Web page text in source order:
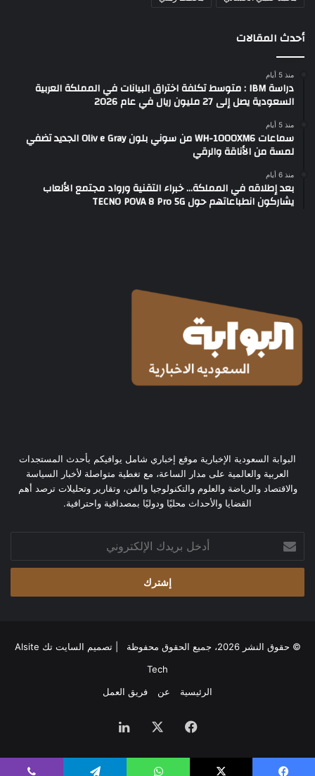
أحدث المقالات
منذ 5 أيام
دراسة IBM : متوسط تكلفة اختراق البيانات في المملكة العربية
السعودية يصل إلى 27 مليون ريال في عام 2026
منذ 5 أيام
سماعات WH-1000XM6 من سوني بلون Oliv e Gray الجديد تضفي
لمسة من الأناقة والرقي
منذ 6 أيام
بعد إطلاقه في المملكة… خبراء التقنية ورواد مجتمع الألعاب
يشاركون انطباعاتهم حول TECNO POVA 8 Pro 5G
البوابة السعودية الإخبارية موقع إخباري شامل يوافيكم بأحدث المستجدات
العربية والعالمية على مدار الساعة، مع تغطية متواصلة لأخبار السياسة
والاقتصاد والرياضة والعلوم والتكنولوجيا والفن، وتقارير وتحليلات ترصد أهم
القضايا والأحداث محليًا ودوليًا بمصداقية واحترافية.
بريدك
الإلكتروني
© حقوق النشر 2026، جميع الحقوق محفوظة | تصميم
السايت تك Alsite
Tech
الرئيسية
عن فريق العمل
فيسبوك لينكدإن